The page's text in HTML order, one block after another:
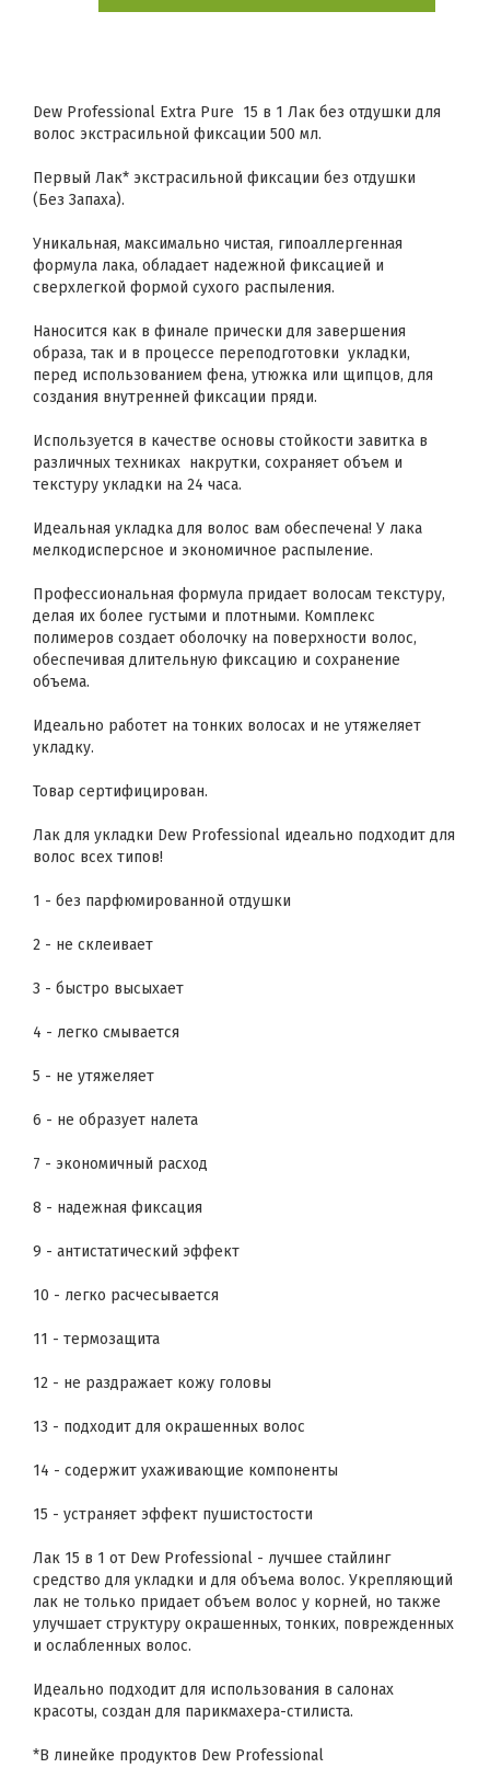
Dew Professional Extra Pure 15 в 1 Лак без отдушки для
волос экстрасильной фиксации 500 мл.
Первый Лак* экстрасильной фиксации без отдушки
(Без Запаха).
Уникальная, максимально чистая, гипоаллергенная
формула лака, обладает надежной фиксацией и
сверхлегкой формой сухого распыления.
Наносится как в финале прически для завершения
образа, так и в процессе переподготовки укладки,
перед использованием фена, утюжка или щипцов, для
создания внутренней фиксации пряди.
Используется в качестве основы стойкости завитка в
различных техниках накрутки, сохраняет объем и
текстуру укладки на 24 часа.
Идеальная укладка для волос вам обеспечена! У лака
мелкодисперсное и экономичное распыление.
Профессиональная формула придает волосам текстуру,
делая их более густыми и плотными. Комплекс
полимеров создает оболочку на поверхности волос,
обеспечивая длительную фиксацию и сохранение
объема.
Идеально работет на тонких волосах и не утяжеляет
укладку.
Товар сертифицирован.
Лак для укладки Dew Professional идеально подходит для
волос всех типов!
1 - без парфюмированной отдушки
2 - не склеивает
3 - быстро высыхает
4 - легко смывается
5 - не утяжеляет
6 - не образует налета
7 - экономичный расход
8 - надежная фиксация
9 - антистатический эффект
10 - легко расчесывается
11 - термозащита
12 - не раздражает кожу головы
13 - подходит для окрашенных волос
14 - содержит ухаживающие компоненты
15 - устраняет эффект пушистостости
Лак 15 в 1 от Dew Professional - лучшее стайлинг
средство для укладки и для объема волос. Укрепляющий
лак не только придает объем волос у корней, но также
улучшает структуру окрашенных, тонких, поврежденных
и ослабленных волос.
Идеально подходит для использования в салонах
красоты, создан для парикмахера-стилиста.
*В линейке продуктов Dew Professional